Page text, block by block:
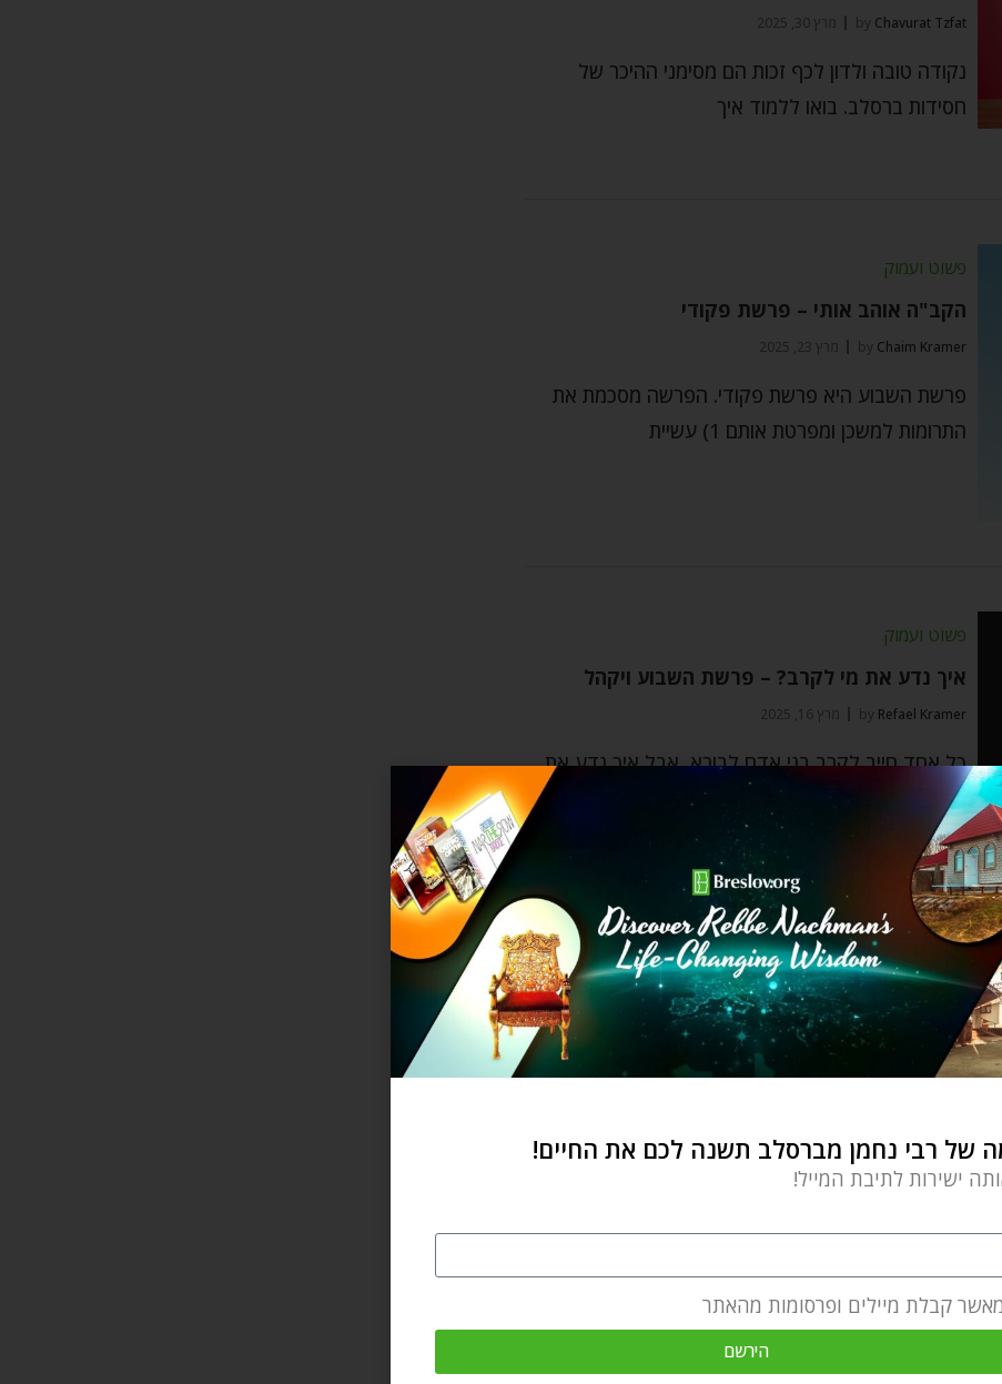
by Chavurat Tzfat מרץ 30, 2025
נקודה טובה ולדון לכף זכות הם מסימני ההיכר של
חסידות ברסלב. בואו ללמוד איך
פשוט ועמוק
הקב"ה אוהב אותי – פרשת פקודי
by Chaim Kramer מרץ 23, 2025
פרשת השבוע היא פרשת פקודי. הפרשה מסכמת את
התרומות למשכן ומפרטת אותם 1) עשיית
פשוט ועמוק
איך נדע את מי לקרב? – פרשת השבוע ויקהל
by Refael Kramer מרץ 16, 2025
כל אחד חייב לקרב בני אדם לבורא, אבל איך נדע את
מי לקרב ואת
השקפה וחכמה יהודית⬦פורים
פורים – תלבשו בגדי מלכות!
by Ozer Bergman מרץ 9, 2025
לא רק שהקב"ה הציל אותנו מהמזימה המרושעת של
פשוט ועמוק
הנר שלעולם לא נכבה – פרשת השבוע תצווה
של רבי נחמן מברסלב תשנה לכם את החיים!
ישירות לתיבת המייל!
קבלת מיילים ופרסומות מהאתר
הירשם